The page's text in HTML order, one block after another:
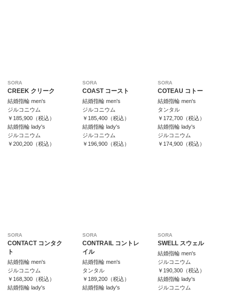
SORA
CREEK クリーク
結婚指輪 men's
ジルコニウム
￥185,900（税込）
結婚指輪 lady's
ジルコニウム
￥200,200（税込）
SORA
COAST コースト
結婚指輪 men's
ジルコニウム
￥185,400（税込）
結婚指輪 lady's
ジルコニウム
￥196,900（税込）
SORA
COTEAU コトー
結婚指輪 men's
タンタル
￥172,700（税込）
結婚指輪 lady's
ジルコニウム
￥174,900（税込）
SORA
CONTACT コンタク
ト
結婚指輪 men's
ジルコニウム
￥168,300（税込）
結婚指輪 lady's
SORA
CONTRAIL コントレ
イル
結婚指輪 men's
タンタル
￥189,200（税込）
結婚指輪 lady's
SORA
SWELL スウェル
結婚指輪 men's
ジルコニウム
￥190,300（税込）
結婚指輪 lady's
ジルコニウム